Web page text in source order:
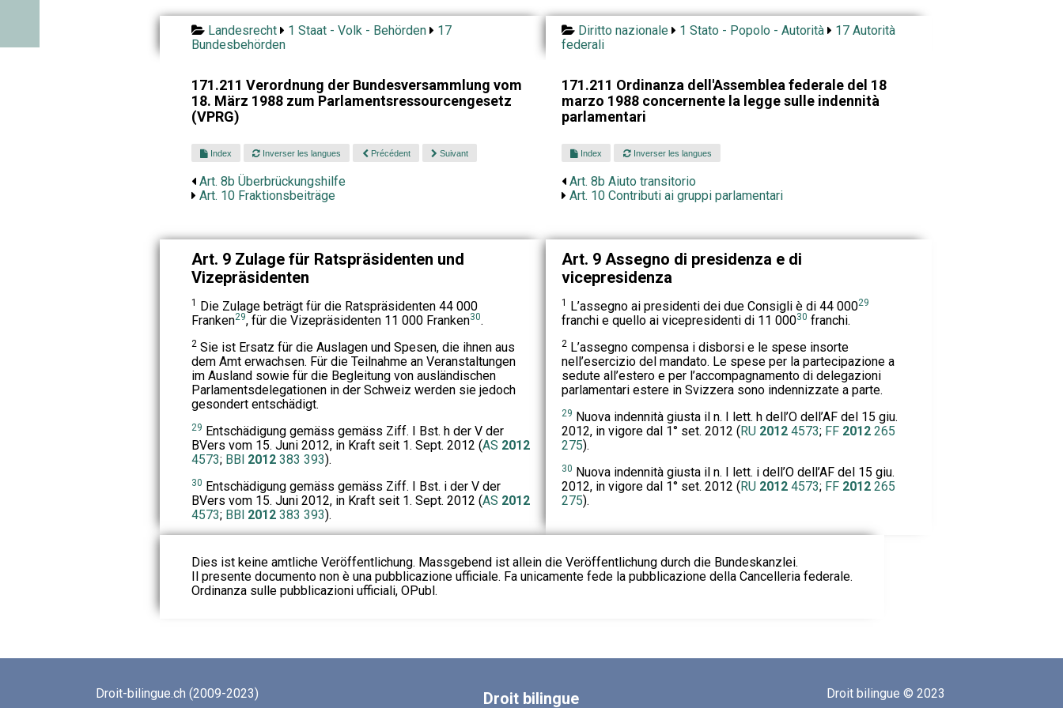
Landesrecht 1 Staat - Volk - Behörden
17
Bundesbehörden
Diritto nazionale 1 Stato - Popolo - Autorità
17 Autorità
federali
171.211 Verordnung der Bundesversammlung vom
18. März 1988 zum Parlamentsressourcengesetz
(VPRG)
171.211 Ordinanza dell'Assemblea federale del 18
marzo 1988 concernente la legge sulle indennità
parlamentari
Index Inverser les langues Précédent Suivant
Art. 8b Überbrückungshilfe
Art. 10 Fraktionsbeiträge
Index Inverser les langues
Art. 8b Aiuto transitorio
Art. 10 Contributi ai gruppi parlamentari
Art. 9 Zulage für Ratspräsidenten und
Vizepräsidenten
1 Die Zulage beträgt für die Ratspräsidenten 44 000
Franken29, für die Vizepräsidenten 11 000 Franken30.
2Sie ist Ersatz für die Auslagen und Spesen, die ihnen aus
dem Amt erwachsen. Für die Teilnahme an Veranstaltungen
im Ausland sowie für die Begleitung von ausländischen
Parlamentsdelegationen in der Schweiz werden sie jedoch
gesondert entschädigt.
29 Entschädigung gemäss gemäss Ziff. I Bst. h der V der
BVers vom 15. Juni 2012, in Kraft seit 1. Sept. 2012 (AS 2012
4573; BBl 2012383 393).
30 Entschädigung gemäss gemäss Ziff. I Bst. i der V der
BVers vom 15. Juni 2012, in Kraft seit 1. Sept. 2012 (AS 2012
4573; BBl 2012383 393).
Art. 9 Assegno di presidenza e di
vicepresidenza
1 L’assegno ai presidenti dei due Consigli è di 44 00029
franchi e quello ai vicepresidenti di 11 00030 franchi.
2L’assegno compensa i disborsi e le spese insorte
nell’esercizio del mandato. Le spese per la partecipazione a
sedute all’estero e per l’accompagnamento di delegazioni
parlamentari estere in Svizzera sono indennizzate a parte.
29 Nuova indennità giusta il n. I lett. h dell’O dell’AF del 15 giu.
2012, in vigore dal 1° set. 2012 (RU 20124573; FF 2012265
275).
30 Nuova indennità giusta il n. I lett. i dell’O dell’AF del 15 giu.
2012, in vigore dal 1° set. 2012 (RU 20124573; FF 2012265
275).
Dies ist keine amtliche Veröffentlichung. Massgebend ist allein die Veröffentlichung durch die Bundeskanzlei.
Il presente documento non è una pubblicazione ufficiale. Fa unicamente fede la pubblicazione della Cancelleria federale.
Ordinanza sulle pubblicazioni ufficiali, OPubl.
Droit-bilingue.ch (2009-2023) Droit bilingue Droit bilingue © 2023